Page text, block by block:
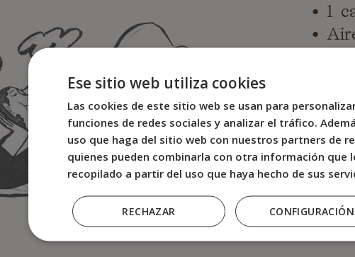
• 1
•
•
•
•
•
•
•
Ese sitio web utiliza cookies
Las cookies de este sitio web se usan para
funciones de redes sociales y analizar el tráfico.
uso que haga del sitio web con nuestros partners de
quienes pueden combinarla con otra información que
recopilado a partir del uso que haya hecho de sus
RECHAZAR CONFIGURACIÓN